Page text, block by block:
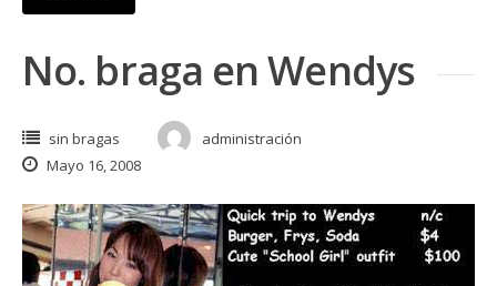
No. braga en Wendys
sin bragas
administración
Mayo 16, 2008